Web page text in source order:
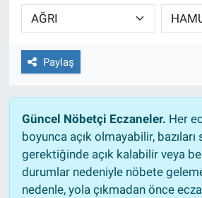
Paylaş
Güncel Nöbetçi Eczaneler. Her
boyunca açık olmayabilir, bazıları
gerektiğinde açık kalabilir veya
durumlar nedeniyle nöbete
nedenle, yola çıkmadan önce
TEKNOLOJİ
Dünya
İlçeler
MAGAZİN
Bilim, Teknoloji